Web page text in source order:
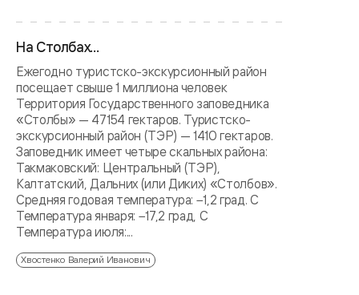
На Столбах...
Ежегодно туристско-экскурсионный район
посещает свыше 1 миллиона человек
Территория Государственного заповедника
«Столбы» — 47154 гектаров. Туристско-
экскурсионный район (ТЭР) — 1410 гектаров.
Заповедник имеет четыре скальных района:
Такмаковский: Центральный (ТЭР),
Калтатский, Дальних (или Диких) «Столбов».
Средняя годовая температура: −1,2 град. С
Температура января: −17,2 град, С
Температура июля:...
Хвостенко Валерий Иванович